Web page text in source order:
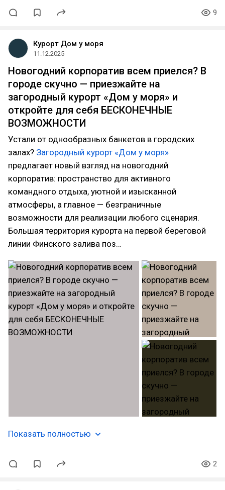
9
Курорт Дом у моря
11.12.2025
Новогодний корпоратив всем приелся? В
городе скучно — приезжайте на
загородный курорт «Дом у моря» и
откройте для себя БЕСКОНЕЧНЫЕ
ВОЗМОЖНОСТИ
Устали от однообразных банкетов в городских
залах? Загородный курорт «Дом у моря»
предлагает новый взгляд на новогодний
корпоратив: пространство для активного
командного отдыха, уютной и изысканной
атмосферы, а главное — безграничные
возможности для реализации любого сценария.
Большая территория курорта на первой береговой
линии Финского залива поз…
Показать полностью
2